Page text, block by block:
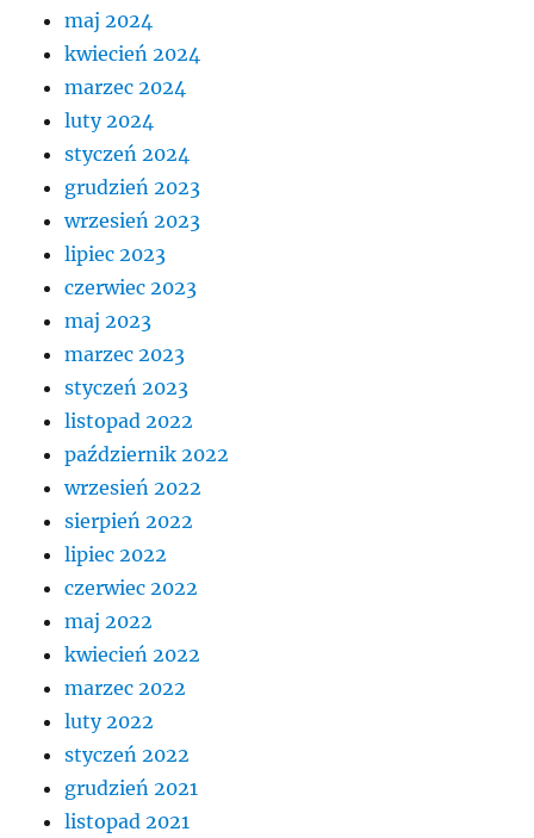
maj 2024
kwiecień 2024
marzec 2024
luty 2024
styczeń 2024
grudzień 2023
wrzesień 2023
lipiec 2023
czerwiec 2023
maj 2023
marzec 2023
styczeń 2023
listopad 2022
październik 2022
wrzesień 2022
sierpień 2022
lipiec 2022
czerwiec 2022
maj 2022
kwiecień 2022
marzec 2022
luty 2022
styczeń 2022
grudzień 2021
listopad 2021